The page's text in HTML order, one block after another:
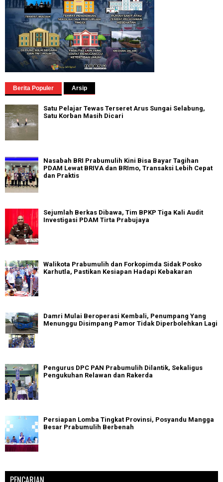
Berita Populer Arsip
Satu Pelajar Tewas Terseret Arus Sungai Selabung,
Satu Korban Masih Dicari
Nasabah BRI Prabumulih Kini Bisa Bayar Tagihan
PDAM Lewat BRIVA dan BRImo, Transaksi Lebih Cepat
dan Praktis
Sejumlah Berkas Dibawa, Tim BPKP Tiga Kali Audit
Investigasi PDAM Tirta Prabujaya
Walikota Prabumulih dan Forkopimda Sidak Posko
Karhutla, Pastikan Kesiapan Hadapi Kebakaran
Damri Mulai Beroperasi Kembali, Penumpang Yang
Menunggu Disimpang Pamor Tidak Diperbolehkan Lagi
Pengurus DPC PAN Prabumulih Dilantik, Sekaligus
Pengukuhan Relawan dan Rakerda
Persiapan Lomba Tingkat Provinsi, Posyandu Mangga
Besar Prabumulih Berbenah